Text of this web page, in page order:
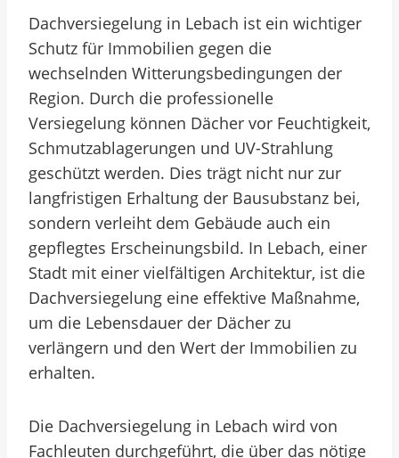
Dachversiegelung in Lebach ist ein wichtiger
Schutz für Immobilien gegen die
wechselnden Witterungsbedingungen der
Region. Durch die professionelle
Versiegelung können Dächer vor Feuchtigkeit,
Schmutzablagerungen und UV-Strahlung
geschützt werden. Dies trägt nicht nur zur
langfristigen Erhaltung der Bausubstanz bei,
sondern verleiht dem Gebäude auch ein
gepflegtes Erscheinungsbild. In Lebach, einer
Stadt mit einer vielfältigen Architektur, ist die
Dachversiegelung eine effektive Maßnahme,
um die Lebensdauer der Dächer zu
verlängern und den Wert der Immobilien zu
erhalten.
Die Dachversiegelung in Lebach wird von
Fachleuten durchgeführt, die über das nötige